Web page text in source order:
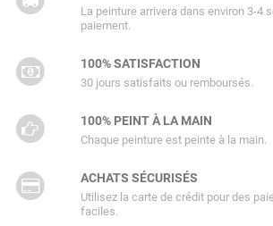
La peinture arrivera dans environ 3-4
paiement.
100% SATISFACTION
30 jours satisfaits ou remboursés.
100% PEINT À LA MAIN
Chaque peinture est peinte à la main.
ACHATS SÉCURISÉS
Utilisez la carte de crédit pour des
faciles.